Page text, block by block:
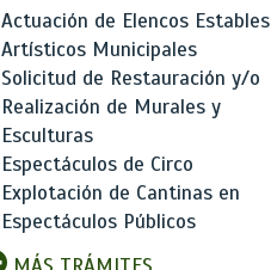
Actuación de Elencos Estables
Artísticos Municipales
Solicitud de Restauración y/o
Realización de Murales y
Esculturas
Espectáculos de Circo
Explotación de Cantinas en
Espectáculos Públicos